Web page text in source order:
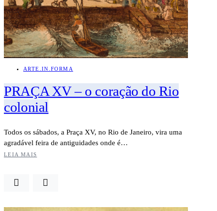
ARTE.IN.FORMA
PRAÇA XV – o coração do Rio
colonial
Todos os sábados, a Praça XV, no Rio de Janeiro, vira uma
agradável feira de antiguidades onde é…
LEIA MAIS